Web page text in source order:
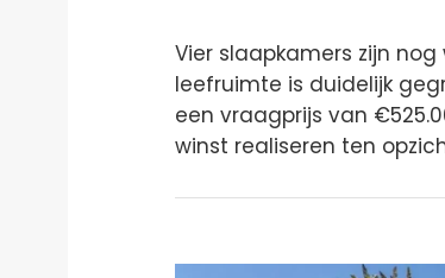
Vier slaapkamers zijn
leefruimte is duidelijk
een vraagprijs van
winst realiseren ten